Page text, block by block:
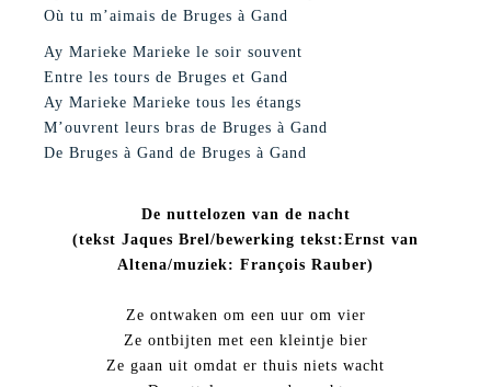
Où tu m’aimais de Bruges à Gand
Ay Marieke Marieke le soir souvent
Entre les tours de Bruges et Gand
Ay Marieke Marieke tous les étangs
M’ouvrent leurs bras de Bruges à Gand
De Bruges à Gand de Bruges à Gand
De nuttelozen van de nacht
(tekst Jaques Brel/bewerking tekst:Ernst van
Altena/muziek: François Rauber)
Ze ontwaken om een uur om vier
Ze ontbijten met een kleintje bier
Ze gaan uit omdat er thuis niets wacht